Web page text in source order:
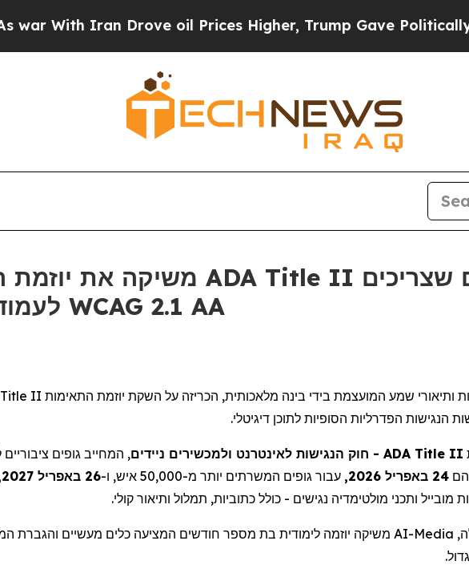
Iran Drove oil Prices Higher, Trump Gave Politically
לעמוד בלוחות הזמנים של WCAG 2.1 AA
ותיאורי שמע המועצמת בידי בינה מלאכותית, הכריזה על השקת יוזמת התאימות II
הפדרליות הסופיות לתוכן דיגיטלי.
ADA Title II - חוק הנגישות לאינטרנט ולמכשירים ניידים, המחייב גופים
הם 24 באפריל 2026, עבור גופים המשרתים יותר מ-50,000 איש, ו- 26 באפריל 2027,
ותכני מולטימדיה נגישים - כולל כתוביות, תמלול ותיאור קולי.
AI-Media משיקה יוזמה לימודית בת מספר חודשים המציעה כלים מעשיים והגברת